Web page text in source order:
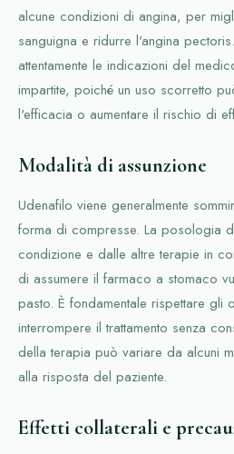
alcune condizioni di angina, per
sanguigna e ridurre l'angina
attentamente le indicazioni del
impartite, poiché un uso scorretto
l'efficacia o aumentare il rischio di
Modalità di assunzione
Udenafilo viene generalmente
forma di compresse. La posologia
condizione e dalle altre terapie in
di assumere il farmaco a stomaco
pasto. È fondamentale rispettare gli
interrompere il trattamento senza
della terapia può variare da alcuni
alla risposta del paziente.
Effetti collaterali e